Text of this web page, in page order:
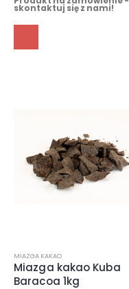
skontaktuj się z nami!
MIAZGA KAKAO
Miazga kakao Kuba
Baracoa 1kg